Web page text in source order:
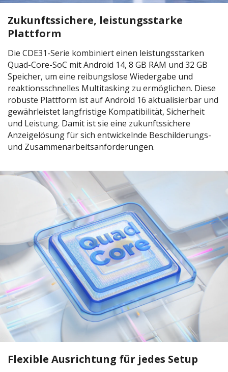
Zukunftssichere, leistungsstarke
Plattform
Die CDE31-Serie kombiniert einen leistungsstarken
Quad-Core-SoC mit Android 14, 8 GB RAM und 32 GB
Speicher, um eine reibungslose Wiedergabe und
reaktionsschnelles Multitasking zu ermöglichen. Diese
robuste Plattform ist auf Android 16 aktualisierbar und
gewährleistet langfristige Kompatibilität, Sicherheit
und Leistung. Damit ist sie eine zukunftssichere
Anzeigelösung für sich entwickelnde Beschilderungs-
und Zusammenarbeitsanforderungen.
Flexible Ausrichtung für jedes Setup